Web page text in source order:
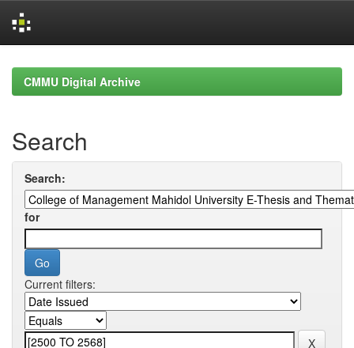
navigationCMMU Digital Archive
Search
Search:
for
Current filters: